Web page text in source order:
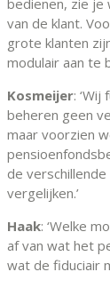
bedienen, zie
van de klant.
grote klanten
modulair aan te
Kosmeijer:
beheren geen
maar voorzien
de
vergelijken.’
Haak: ‘Welke
af van wat het
wat de fiduciair